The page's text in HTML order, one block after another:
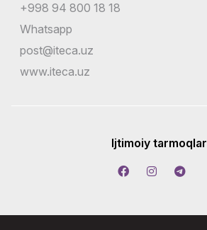
+998 94 800 18 18
Whatsapp
post@iteca.uz
www.iteca.uz
Ijtimoiy tarmoqlar